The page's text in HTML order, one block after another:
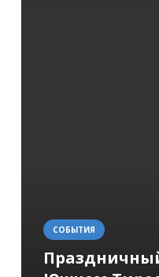
СОБЫТИЯ